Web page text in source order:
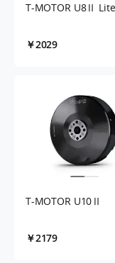
T-MOTOR U8Ⅱ Lite
￥2029
T-MOTOR U10Ⅱ
￥2179